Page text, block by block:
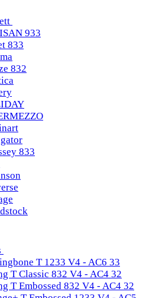
933
833
832
833
T 1233 V4 - AC6 33
T Classic 832 V4 - AC4 32
T Embossed 832 V4 - AC4 32